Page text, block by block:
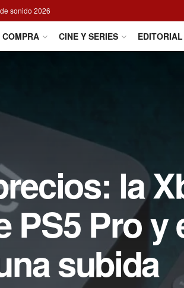
sonido 2026
CINE Y SERIES EDITORIAL
la
PS5 Pro y
subida